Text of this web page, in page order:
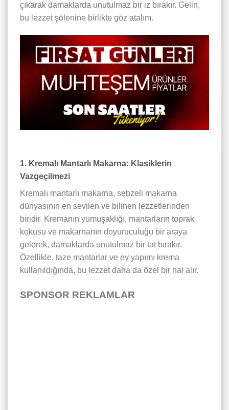
çıkarak damaklarda unutulmaz bir iz bırakır. Gelin,
bu lezzet şölenine birlikte göz atalım.
1. Kremalı Mantarlı Makarna: Klasiklerin
Vazgeçilmezi
Kremalı mantarlı makarna, sebzeli makarna
dünyasının en sevilen ve bilinen lezzetlerinden
biridir. Kremanın yumuşaklığı, mantarların toprak
kokusu ve makarnanın doyuruculuğu bir araya
gelerek, damaklarda unutulmaz bir tat bırakır.
Özellikle, taze mantarlar ve ev yapımı krema
kullanıldığında, bu lezzet daha da özel bir hal alır.
SPONSOR REKLAMLAR